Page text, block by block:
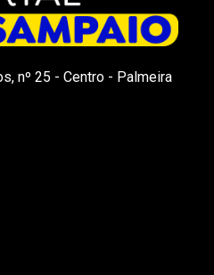
nº 25 - Centro - Palmeira